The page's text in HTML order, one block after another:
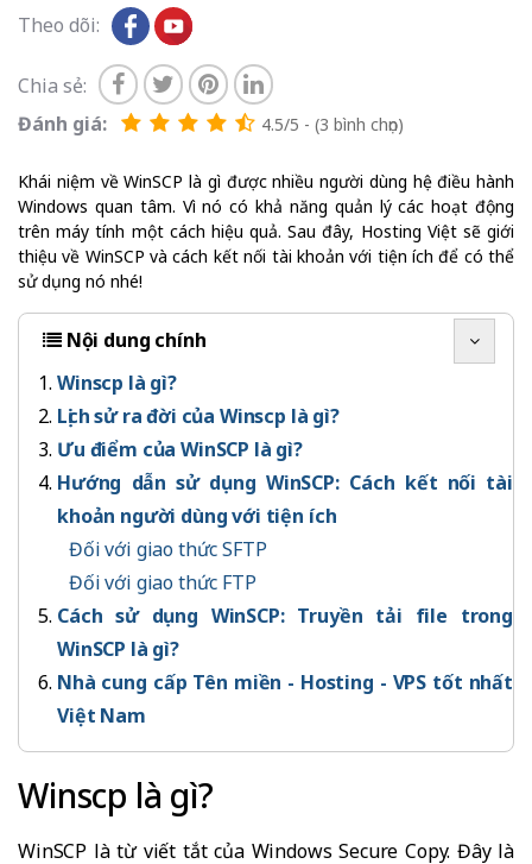
Theo dõi:
Chia sẻ:
Đánh giá:
4.5/5 - (3 bình chọn)
Khái niệm về WinSCP là gì được nhiều người dùng hệ điều hành
Windows quan tâm. Vì nó có khả năng quản lý các hoạt động
trên máy tính một cách hiệu quả. Sau đây, Hosting Việt sẽ giới
thiệu về WinSCP và cách kết nối tài khoản với tiện ích để có thể
sử dụng nó nhé!
Nội dung chính
Winscp là gì?
Lịch sử ra đời của Winscp là gì?
Ưu điểm của WinSCP là gì?
Hướng dẫn sử dụng WinSCP: Cách kết nối tài
khoản người dùng với tiện ích
Đối với giao thức SFTP
Đối với giao thức FTP
Cách sử dụng WinSCP: Truyền tải file trong
WinSCP là gì?
Nhà cung cấp Tên miền - Hosting - VPS tốt nhất
Việt Nam
Winscp là gì?
WinSCP là từ viết tắt của Windows Secure Copy. Đây là